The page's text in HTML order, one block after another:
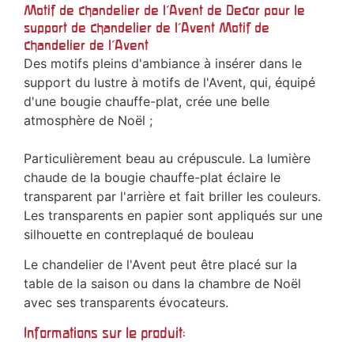
Motif de chandelier de l'Avent de Decor pour le
support de chandelier de l'Avent Motif de
chandelier de l'Avent
Des motifs pleins d'ambiance à insérer dans le
support du lustre à motifs de l'Avent, qui, équipé
d'une bougie chauffe-plat, crée une belle
atmosphère de Noël ;
Particulièrement beau au crépuscule. La lumière
chaude de la bougie chauffe-plat éclaire le
transparent par l'arrière et fait briller les couleurs.
Les transparents en papier sont appliqués sur une
silhouette en contreplaqué de bouleau
Le chandelier de l'Avent peut être placé sur la
table de la saison ou dans la chambre de Noël
avec ses transparents évocateurs.
Informations sur le produit: